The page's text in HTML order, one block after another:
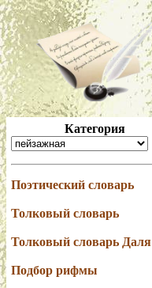
Категория
Поэтический словарь
Толковый словарь
Толковый словарь Даля
Подбор рифмы